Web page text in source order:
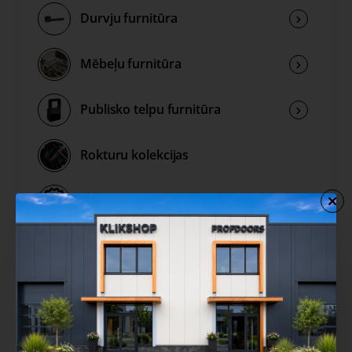
Durvju furnitūra
Mēbeļu furnitūra
Publisko telpu furnitūra
Rokturu kolekcijas
Izpārdošana